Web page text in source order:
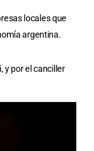
locales que
argentina.
y por el canciller